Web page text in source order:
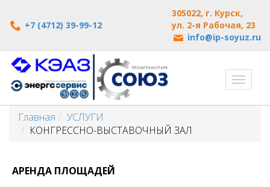
+7 (4712) 39-99-12
305022, г. Курск,
ул. 2-я Рабочая, 23
info@ip-soyuz.ru
Главная
УСЛУГИ
КОНГРЕССНО-ВЫСТАВОЧНЫЙ ЗАЛ
АРЕНДА ПЛОЩАДЕЙ